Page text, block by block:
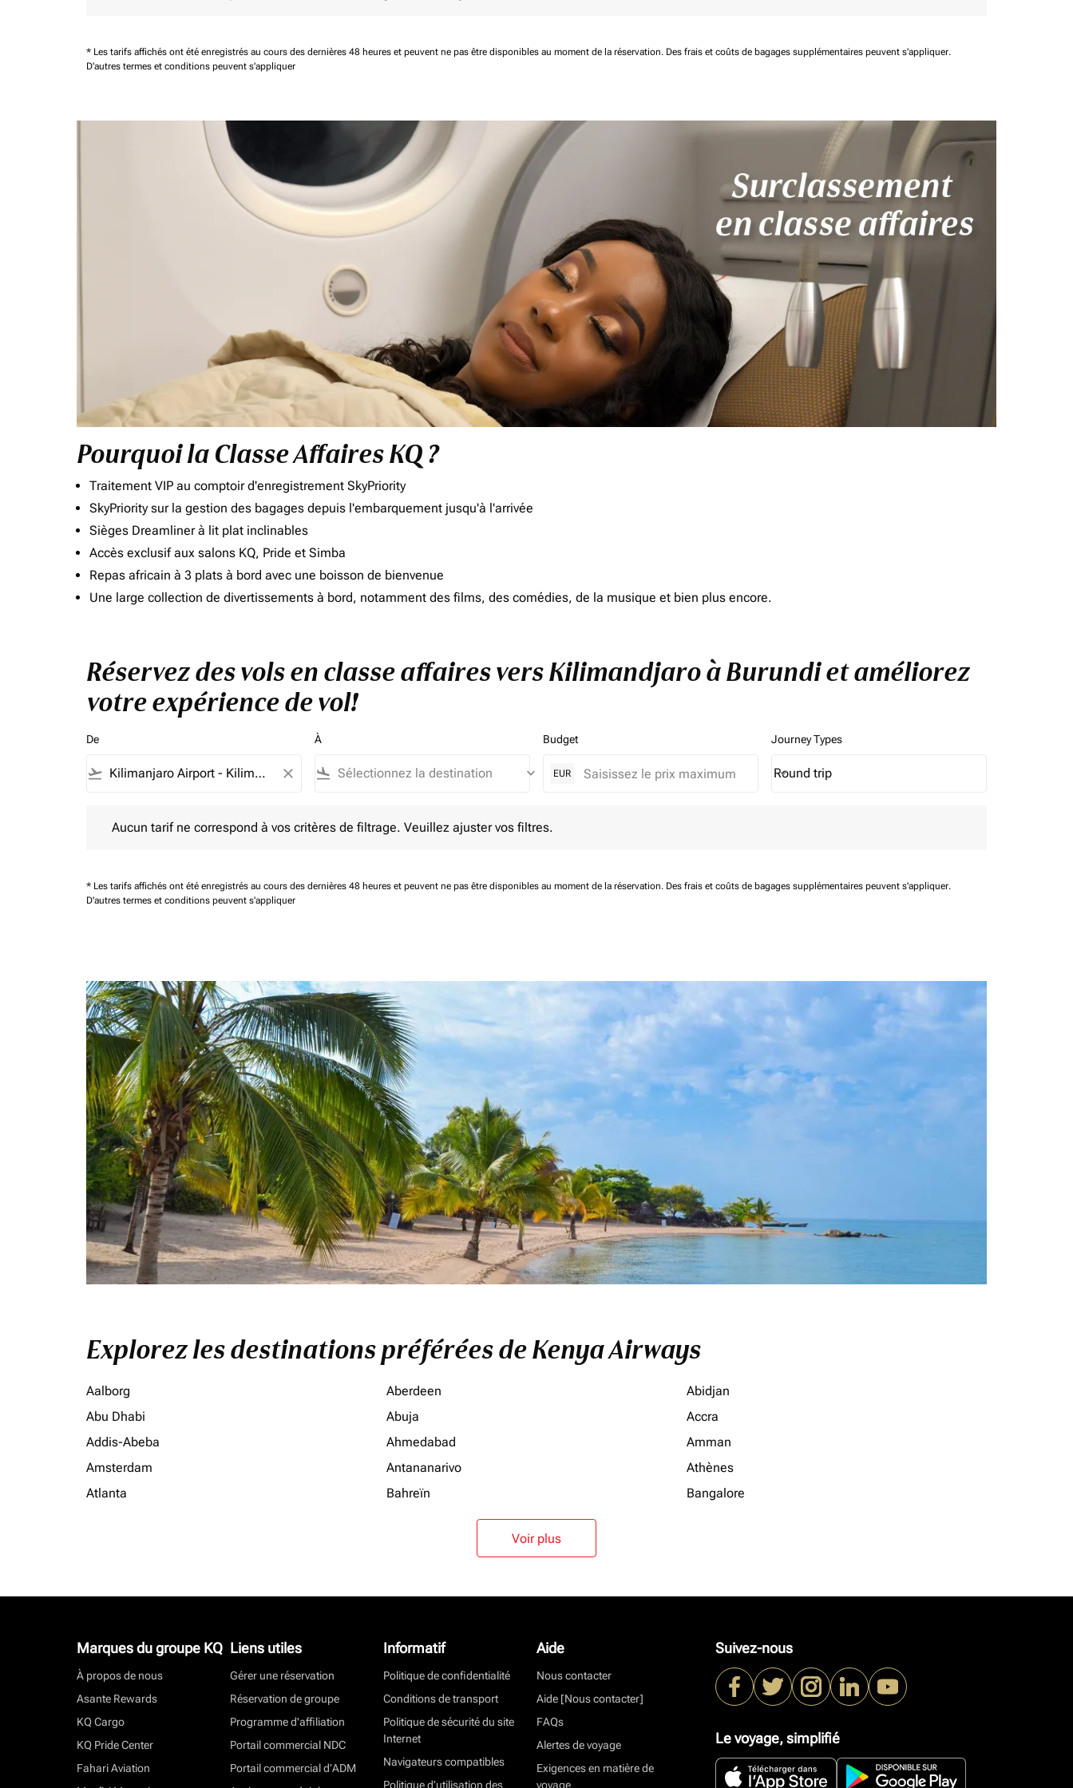
* Les tarifs affichés ont été enregistrés au cours des dernières 48 heures et peuvent ne pas être disponibles au moment de la réservation. Des frais et coûts de bagages supplémentaires peuvent s'appliquer.
D'autres termes et conditions peuvent s'appliquer
Pourquoi la Classe Affaires KQ ?
Traitement VIP au comptoir d'enregistrement SkyPriority
SkyPriority sur la gestion des bagages depuis l'embarquement jusqu'à l'arrivée
Sièges Dreamliner à lit plat inclinables
Accès exclusif aux salons KQ, Pride et Simba
Repas africain à 3 plats à bord avec une boisson de bienvenue
Une large collection de divertissements à bord, notamment des films, des comédies, de la musique et bien plus encore.
Réservez des vols en classe affaires vers Kilimandjaro à Burundi et améliorez
votre expérience de vol!
De
flight_takeoff close
À
flight_land keyboard_arrow_down
Budget
EUR
Journey Types
Journey Types option Round trip Selected
Round trip
keyboard_arrow_down
Aucun tarif ne correspond à vos critères de filtrage. Veuillez ajuster vos filtres.
* Les tarifs affichés ont été enregistrés au cours des dernières 48 heures et peuvent ne pas être disponibles au moment de la réservation. Des frais et coûts de bagages supplémentaires peuvent s'appliquer.
D'autres termes et conditions peuvent s'appliquer
Explorez les destinations préférées de Kenya Airways
Aalborg Aberdeen
Abidjan
Abu Dhabi
Abuja
Accra
Addis-Abeba
Ahmedabad
Amman
Amsterdam
Antananarivo
Athènes
Atlanta
Bahreïn Bangalore
Voir plus
Marques du groupe KQ
À propos de nous
Asante Rewards
KQ Cargo
KQ Pride Center
Fahari Aviation
Liens utiles
Gérer une réservation
Réservation de groupe
Programme d'affiliation
Portail commercial NDC
Portail commercial d’ADM
Informatif
Politique de confidentialité
Conditions de transport
Politique de sécurité du site
Internet
Navigateurs compatibles
Politique d’utilisation des
Aide
Nous contacter
Aide [Nous contacter]
FAQs
Alertes de voyage
Exigences en matière de
voyage
Suivez-nous
Le voyage, simplifié